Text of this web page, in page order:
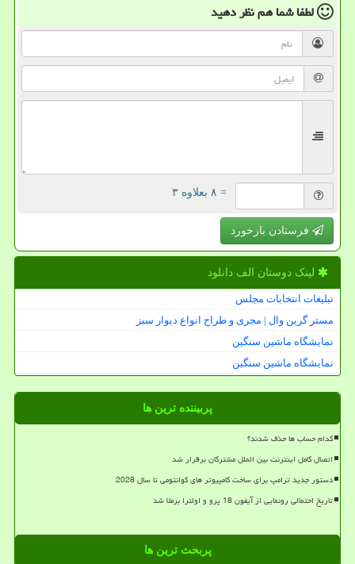
لطفا شما همنظر دهید
= ۸ بعلاوه ۳
فرستادن بازخورد
لینک دوستان الف دانلود
تبلیغات انتخابات مجلس
مستر گرین وال | مجری و طراح انواع دیوار سبز
نمایشگاه ماشین سنگین
نمایشگاه ماشین سنگین
پربیننده ترین ها
کدام حساب ها حذف شدند؟
اتصال کامل اینترنت بین الملل مشترکان برقرار شد
دستور جدید ترامپ برای ساخت کامپیوتر های کوانتومی تا سال 2028
تاریخ احتمالی رونمایی از آیفون 18 پرو و اولترا برملا شد
پربحث ترین ها